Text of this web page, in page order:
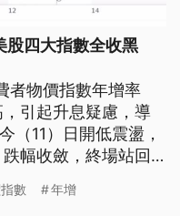
股四大指數全收黑
者物價指數年增率
引起升息疑慮，導
（11）日開低震盪，
幅收斂，終場站回4
增30.1%，但股價
數 年增